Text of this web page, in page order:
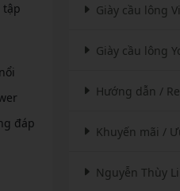
tập
đáp
Giày cầu lông
Giày cầu lông
Hướng dẫn /
Khuyến mãi /
Nguyễn Thùy